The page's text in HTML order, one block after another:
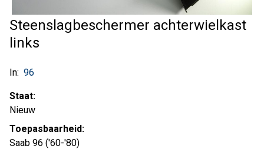
Steenslagbeschermer achterwielkast
links
In: 96
Staat:
Nieuw
Toepasbaarheid:
Saab 96 ('60-'80)